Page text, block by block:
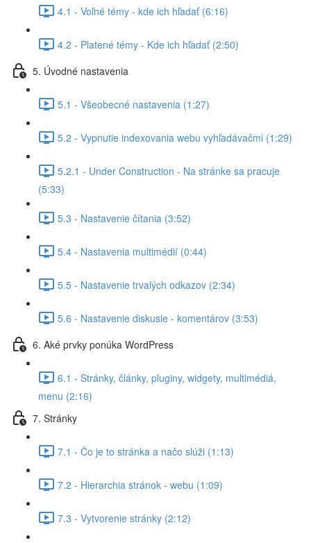
4.1 - Voľné témy - kde ich hľadať (6:16)
4.2 - Platené témy - Kde ich hľadať (2:50)
5. Úvodné nastavenia
5.1 - Všeobecné nastavenia (1:27)
5.2 - Vypnutie indexovania webu vyhľadávačmi (1:29)
5.2.1 - Under Construction - Na stránke sa pracuje
(5:33)
5.3 - Nastavenie čítania (3:52)
5.4 - Nastavenia multimédií (0:44)
5.5 - Nastavenie trvalých odkazov (2:34)
5.6 - Nastavenie diskusie - komentárov (3:53)
6. Aké prvky ponúka WordPress
6.1 - Stránky, články, pluginy, widgety, multimédiá,
menu (2:16)
7. Stránky
7.1 - Čo je to stránka a načo slúži (1:13)
7.2 - Hierarchia stránok - webu (1:09)
7.3 - Vytvorenie stránky (2:12)